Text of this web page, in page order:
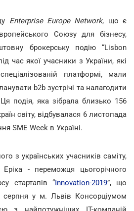
Enterprise Europe Network, що є
Союзу для бізнесу,
брокерську подію “Lisbon
час якої учасники з України, які
платформі, мали
b2b зустрічі та налагодити
подія, яка зібрала близько 156
світу, відбувалася 6 листопада
SME Week в Україні.
з українських учасників саміту,
- переможця цьогорічного
стартапів “Innovation-2019”, що
серпня у м. Львів Консорціумом